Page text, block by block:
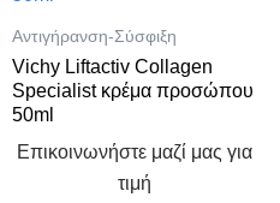
Αντιγήρανση-Σύσφιξη
Vichy Liftactiv Collagen
Specialist κρέμα προσώπου
50ml
Επικοινωνήστε μαζί μας για
τιμή